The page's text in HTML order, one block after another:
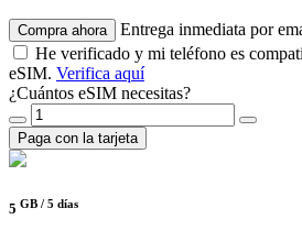
Compra ahora
Entrega inmediata por
He verificado y mi teléfono es
eSIM. Verifica aquí
¿Cuántos eSIM necesitas?
Paga con la tarjeta
5 GB / 5 días